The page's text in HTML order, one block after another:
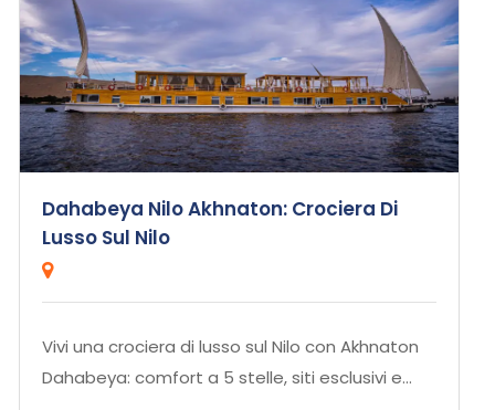
Dahabeya Nilo Akhnaton: Crociera Di
Lusso Sul Nilo
Vivi una crociera di lusso sul Nilo con Akhnaton
Dahabeya: comfort a 5 stelle, siti esclusivi e